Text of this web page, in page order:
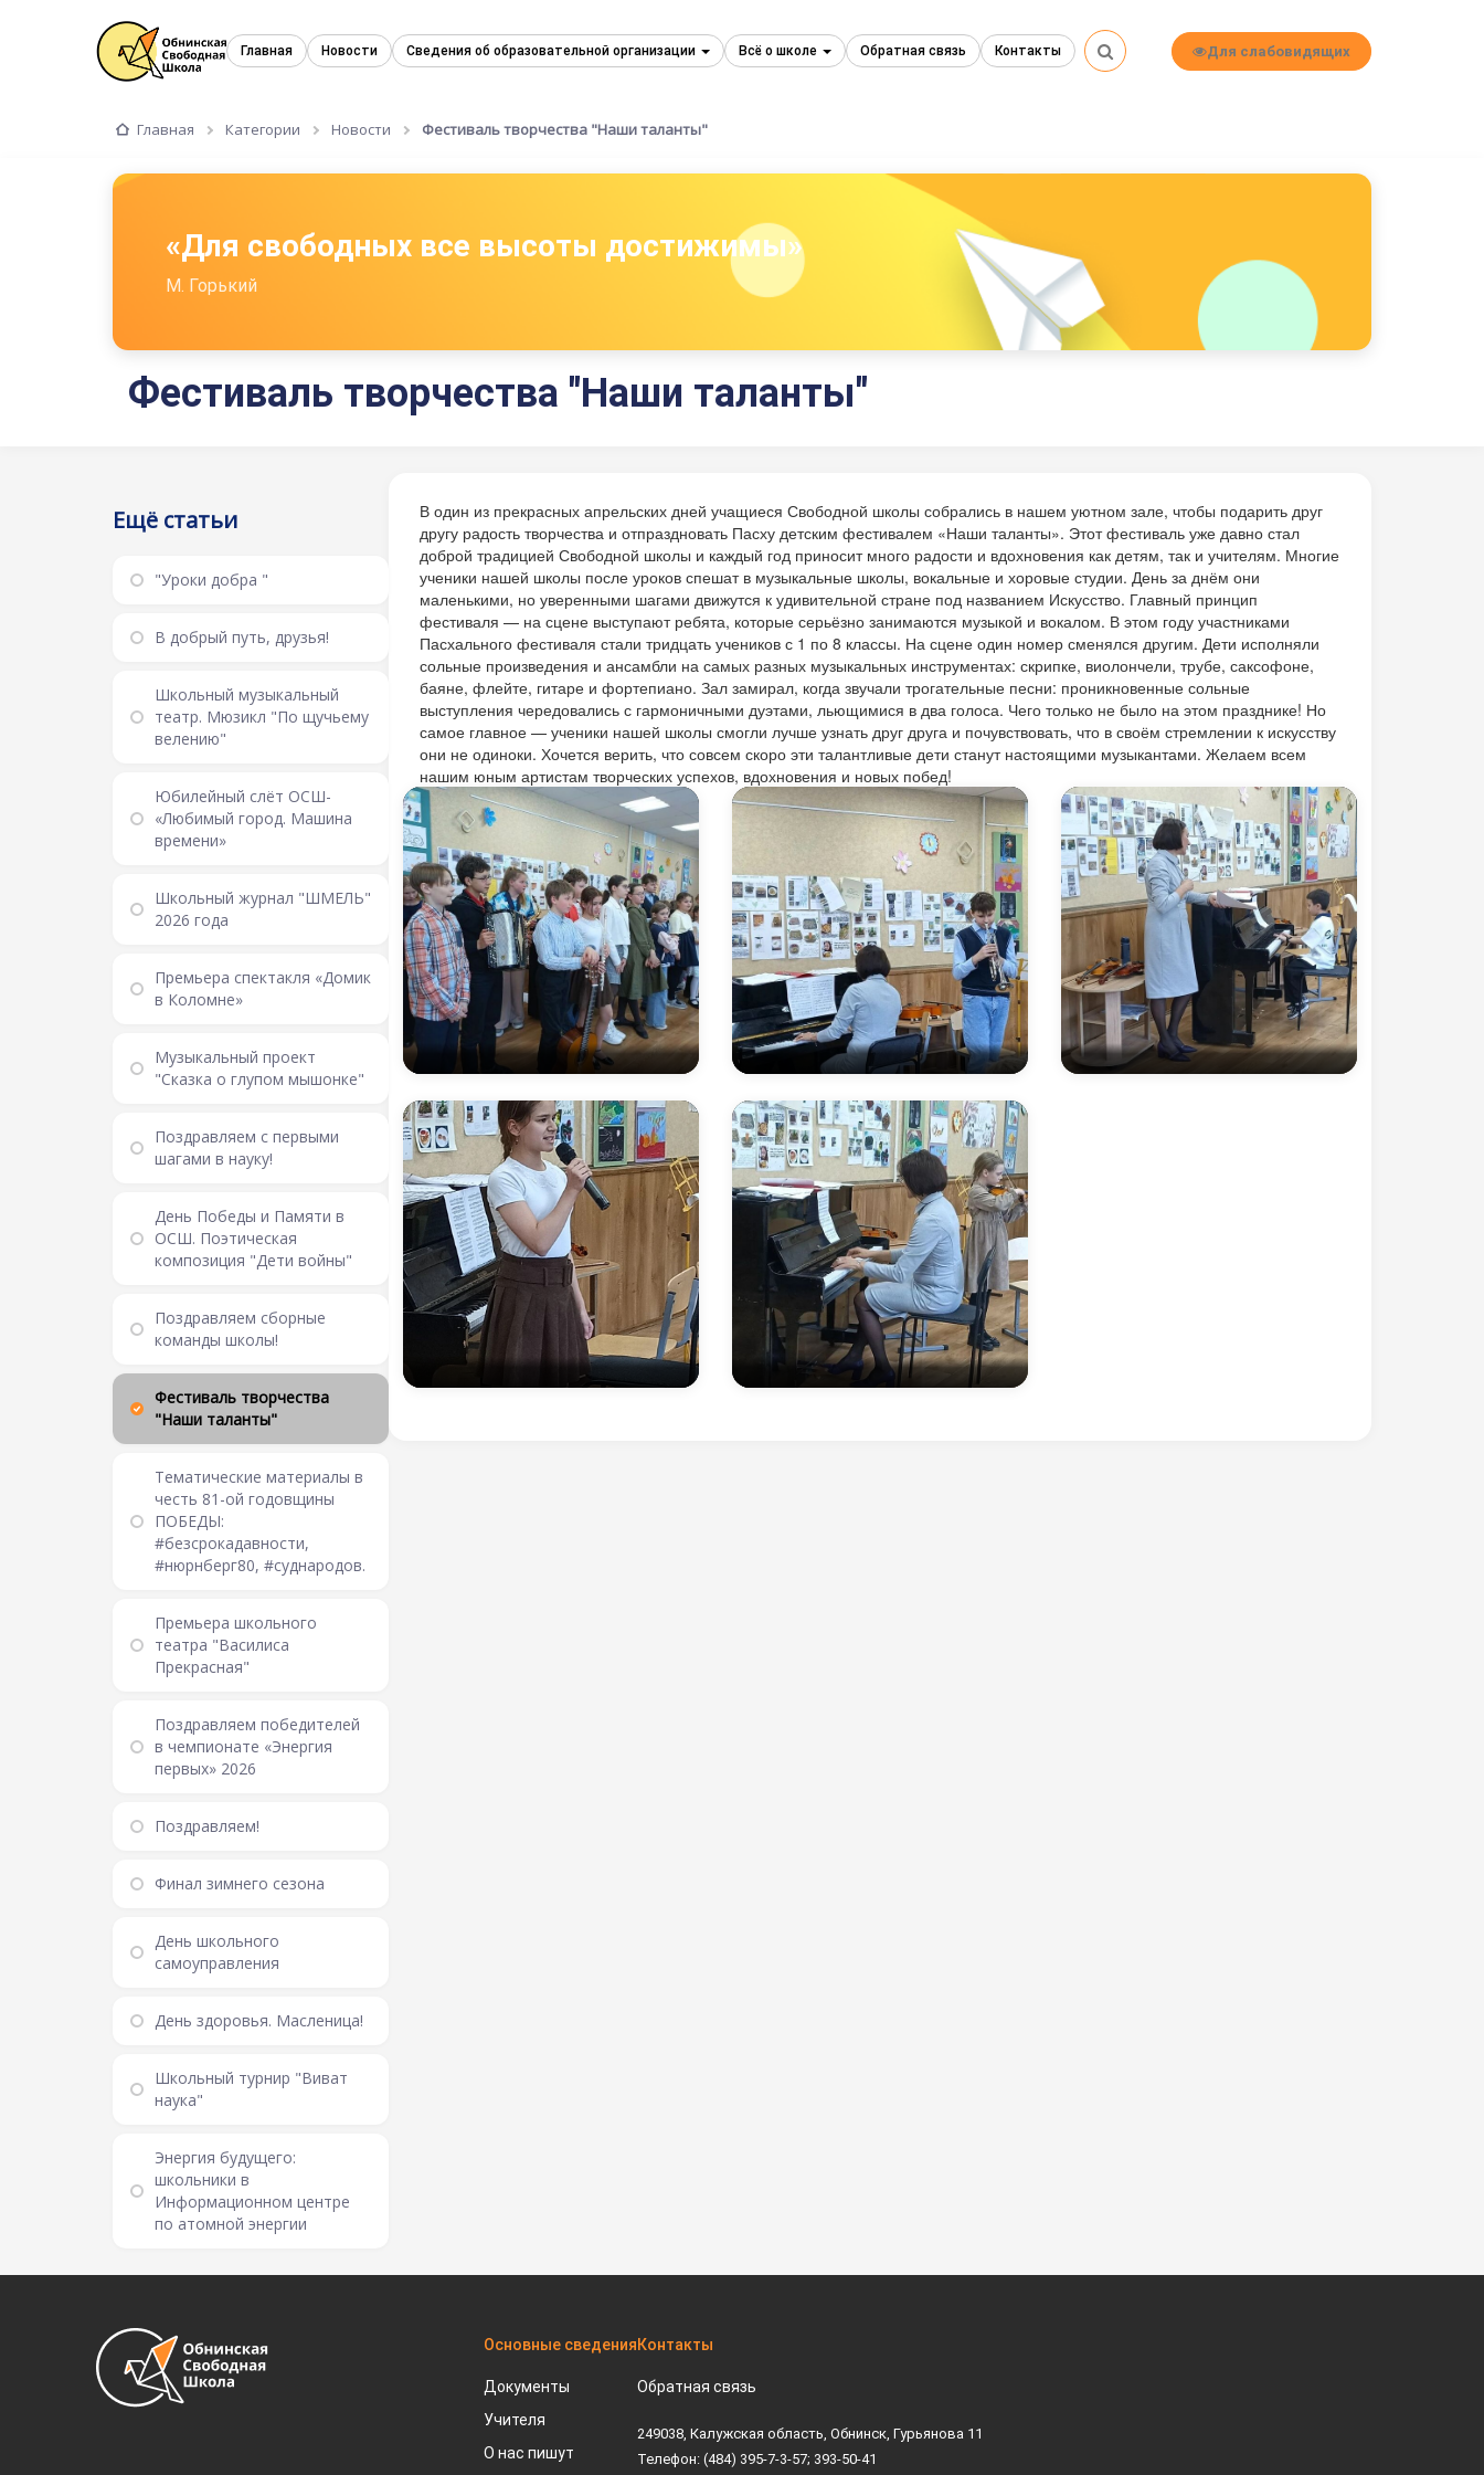
Главная Новости Сведения об образовательной организации Всё о школе Обратная связь Контакты Для слабовидящих
Главная Категории Новости Фестиваль творчества "Наши таланты"
«Для свободных все высоты достижимы»
М. Горький
Фестиваль творчества "Наши таланты"
Ещё статьи
"Уроки добра "
В добрый путь, друзья!
Школьный музыкальный
театр. Мюзикл "По щучьему
велению"
Юбилейный слёт ОСШ-
«Любимый город. Машина
времени»
Школьный журнал "ШМЕЛЬ"
2026 года
Премьера спектакля «Домик
в Коломне»
Музыкальный проект
"Сказка о глупом мышонке"
Поздравляем с первыми
шагами в науку!
День Победы и Памяти в
ОСШ. Поэтическая
композиция "Дети войны"
Поздравляем сборные
команды школы!
Фестиваль творчества
"Наши таланты"
Тематические материалы в
честь 81-ой годовщины
ПОБЕДЫ:
#безсрокадавности,
#нюрнберг80, #суднародов.
Премьера школьного
театра "Василиса
Прекрасная"
Поздравляем победителей
в чемпионате «Энергия
первых» 2026
Поздравляем!
Финал зимнего сезона
День школьного
самоуправления
День здоровья. Масленица!
Школьный турнир "Виват
наука"
Энергия будущего:
школьники в
Информационном центре
по атомной энергии
В один из прекрасных апрельских дней учащиеся Свободной школы собрались в нашем уютном зале, чтобы подарить друг
другу радость творчества и отпраздновать Пасху детским фестивалем «Наши таланты». Этот фестиваль уже давно стал
доброй традицией Свободной школы и каждый год приносит много радости и вдохновения как детям, так и учителям. Многие
ученики нашей школы после уроков спешат в музыкальные школы, вокальные и хоровые студии. День за днём они
маленькими, но уверенными шагами движутся к удивительной стране под названием Искусство. Главный принцип
фестиваля — на сцене выступают ребята, которые серьёзно занимаются музыкой и вокалом. В этом году участниками
Пасхального фестиваля стали тридцать учеников с 1 по 8 классы. На сцене один номер сменялся другим. Дети исполняли
сольные произведения и ансамбли на самых разных музыкальных инструментах: скрипке, виолончели, трубе, саксофоне,
баяне, флейте, гитаре и фортепиано. Зал замирал, когда звучали трогательные песни: проникновенные сольные
выступления чередовались с гармоничными дуэтами, льющимися в два голоса. Чего только не было на этом празднике! Но
самое главное — ученики нашей школы смогли лучше узнать друг друга и почувствовать, что в своём стремлении к искусству
они не одиноки. Хочется верить, что совсем скоро эти талантливые дети станут настоящими музыкантами. Желаем всем
нашим юным артистам творческих успехов, вдохновения и новых побед!
Основные сведения
Документы
Учителя
О нас пишут
Контакты
Обратная связь
249038, Калужская область, Обнинск, Гурьянова 11
Телефон: (484) 395-7-3-57; 393-50-41